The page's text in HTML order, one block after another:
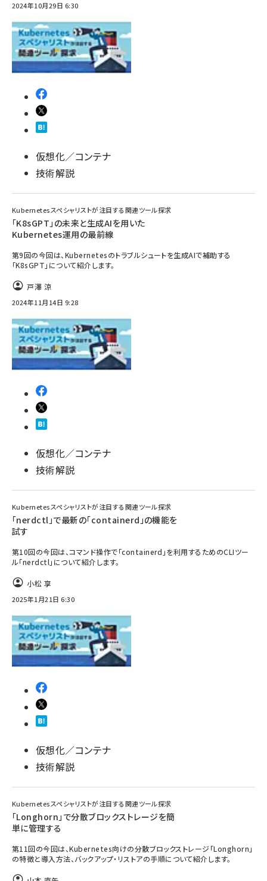
2024年10月29日 6:30
仮想化／コンテナ
技術解説
Kubernetesスペシャリストが注目する関連ツール探求
「K8sGPT」の未来と生成AIを用いた
Kubernetes運用の最前線
第9回の今回は、Kubernetesのトラブルシュートを生成AIで補助する
「K8sGPT」について紹介します。
戸澤 涼
2024年11月14日 9:28
仮想化／コンテナ
技術解説
Kubernetesスペシャリストが注目する関連ツール探求
「nerdctl」で最新の「containerd」の機能を
試す
第10回の今回は、コマンド操作で「containerd」を利用するためのCLIツー
ル「nerdctl」について紹介します。
小松 享
2025年1月21日 6:30
仮想化／コンテナ
技術解説
Kubernetesスペシャリストが注目する関連ツール探求
「Longhorn」で分散ブロックストレージを簡
単に管理する
第11回の今回は、Kubernetes向けの分散ブロックストレージ「Longhorn」
の特徴と導入方法、バックアップ・リストアの手順について紹介します。